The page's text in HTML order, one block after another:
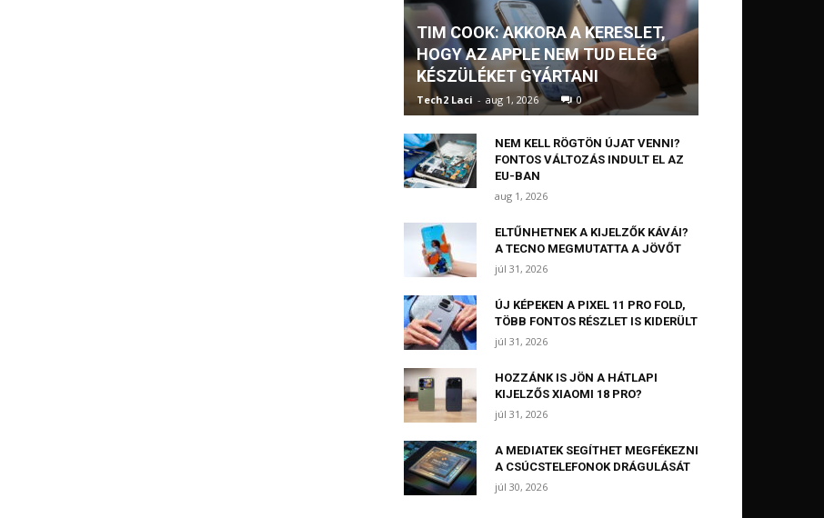
TIM COOK: AKKORA A KERESLET,
HOGY AZ APPLE NEM TUD ELÉG
KÉSZÜLÉKET GYÁRTANI
Tech2 Laci - aug 1, 2026 0
NEM KELL RÖGTÖN ÚJAT VENNI?
FONTOS VÁLTOZÁS INDULT EL AZ
EU-BAN
aug 1, 2026
ELTŰNHETNEK A KIJELZŐK KÁVÁI?
A TECNO MEGMUTATTA A JÖVŐT
júl 31, 2026
ÚJ KÉPEKEN A PIXEL 11 PRO FOLD,
TÖBB FONTOS RÉSZLET IS KIDERÜLT
júl 31, 2026
HOZZÁNK IS JÖN A HÁTLAPI
KIJELZŐS XIAOMI 18 PRO?
júl 31, 2026
A MEDIATEK SEGÍTHET MEGFÉKEZNI
A CSÚCSTELEFONOK DRÁGULÁSÁT
júl 30, 2026